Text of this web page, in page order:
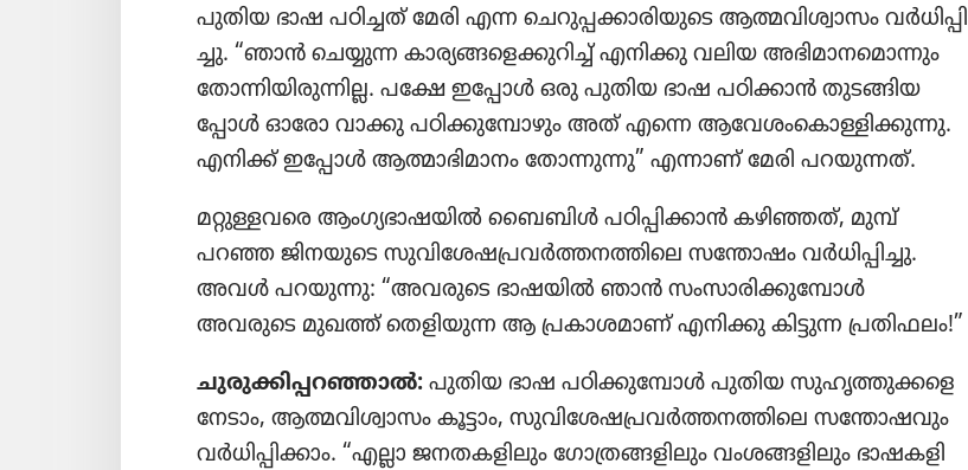
പുതിയ ഭാഷ പഠിച്ചത്‌ മേരി എന്ന ചെറു​പ്പ​ക്കാ​രി​യു​ടെ ആത്മവി​ശ്വാ​സം വർധി​പ്പി​
ച്ചു. “ഞാൻ ചെയ്യുന്ന കാര്യ​ങ്ങ​ളെ​ക്കു​റിച്ച്‌ എനിക്കു വലിയ അഭിമാ​ന​മൊ​ന്നും
തോന്നി​യി​രു​ന്നി​ല്ല. പക്ഷേ ഇപ്പോൾ ഒരു പുതിയ ഭാഷ പഠിക്കാൻ തുടങ്ങി​യ​
പ്പോൾ ഓരോ വാക്കു പഠിക്കു​മ്പോ​ഴും അത്‌ എന്നെ ആവേശം​കൊ​ള്ളി​ക്കു​ന്നു.
എനിക്ക്‌ ഇപ്പോൾ ആത്മാഭി​മാ​നം തോന്നു​ന്നു” എന്നാണ്‌ മേരി പറയു​ന്നത്‌.
മറ്റുള്ള​വ​രെ ആംഗ്യ​ഭാ​ഷ​യിൽ ബൈബിൾ പഠിപ്പി​ക്കാൻ കഴിഞ്ഞത്‌, മുമ്പ്‌
പറഞ്ഞ ജിനയു​ടെ സുവി​ശേ​ഷ​പ്ര​വർത്ത​ന​ത്തി​ലെ സന്തോഷം വർധി​പ്പി​ച്ചു.
അവൾ പറയുന്നു: “അവരുടെ ഭാഷയിൽ ഞാൻ സംസാ​രി​ക്കു​മ്പോൾ
അവരുടെ മുഖത്ത്‌ തെളി​യു​ന്ന ആ പ്രകാ​ശ​മാണ്‌ എനിക്കു കിട്ടുന്ന പ്രതി​ഫ​ലം!”
ചുരു​ക്കി​പ്പ​റ​ഞ്ഞാൽ: പുതിയ ഭാഷ പഠിക്കു​മ്പോൾ പുതിയ സുഹൃ​ത്തു​ക്ക​ളെ
നേടാം, ആത്മവി​ശ്വാ​സം കൂട്ടാം, സുവി​ശേ​ഷ​പ്ര​വർത്ത​ന​ത്തി​ലെ സന്തോ​ഷ​വും
വർധി​പ്പി​ക്കാം. “എല്ലാ ജനതക​ളി​ലും ഗോ​ത്ര​ങ്ങ​ളി​ലും വംശങ്ങ​ളി​ലും ഭാഷക​ളി​